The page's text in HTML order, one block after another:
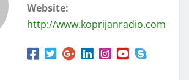
Website:
http://www.koprijanradio.com